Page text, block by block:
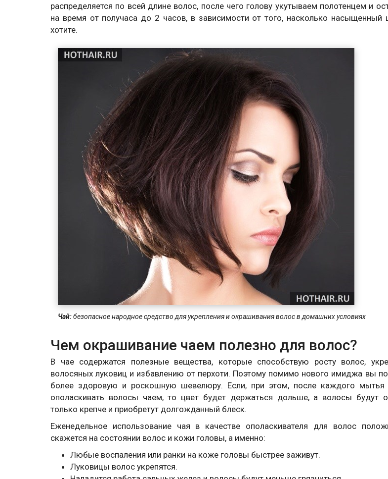
распределяется по всей длине волос, после чего голову укутываем полотенцем и
на время от получаса до 2 часов, в зависимости от того, насколько насыщенный
хотите.
Чай:безопасное народное средство для укрепления и окрашивания волос в домашних условиях
Чем окрашивание чаем полезно для волос?
В чае содержатся полезные вещества, которые способствую росту волос,
волосяных луковиц и избавлению от перхоти. Поэтому помимо нового имиджа вы
более здоровую и роскошную шевелюру. Если, при этом, после каждого мытья
ополаскивать волосы чаем, то цвет будет держаться дольше, а волосы будут
только крепче и приобретут долгожданный блеск.
Еженедельное использование чая в качестве ополаскивателя для волос
скажется на состоянии волос и кожи головы, а именно:
Любые воспаления или ранки на коже головы быстрее заживут.
Луковицы волос укрепятся.